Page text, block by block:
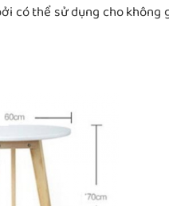
có thể sử dụng cho không